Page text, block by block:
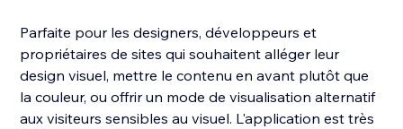
Parfaite pour les designers, développeurs et
propriétaires de sites qui souhaitent alléger leur
design visuel, mettre le contenu en avant plutôt que
la couleur, ou offrir un mode de visualisation alternatif
aux visiteurs sensibles au visuel. L'application est très